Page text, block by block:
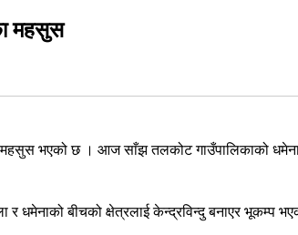
महसुस
भएको छ । आज साँझ तलकोट गाउँपालिकाको
धमेनाको बीचको क्षेत्रलाई केन्द्रविन्दु बनाएर भूकम्प